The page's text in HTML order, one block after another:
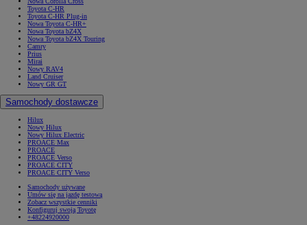
Toyota C-HR
Toyota C-HR Plug-in
Nowa Toyota C-HR+
Nowa Toyota bZ4X
Nowa Toyota bZ4X Touring
Camry
Prius
Mirai
Nowy RAV4
Land Cruiser
Nowy GR GT
Samochody dostawcze
Hilux
Nowy Hilux
Nowy Hilux Electric
PROACE Max
PROACE
PROACE Verso
PROACE CITY
PROACE CITY Verso
Samochody używane
Umów się na jazdę testową
Zobacz wszystkie cenniki
Konfiguruj swoją Toyotę
+48224920000